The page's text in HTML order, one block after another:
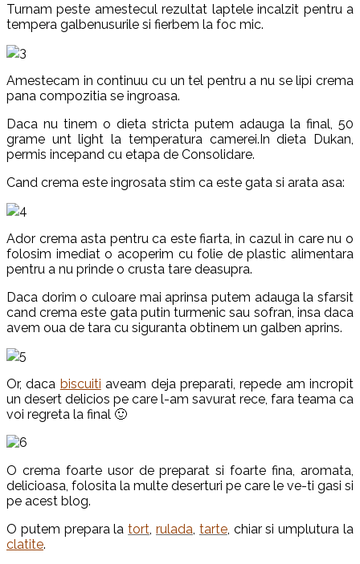
Turnam peste amestecul rezultat laptele incalzit pentru a
tempera galbenusurile si fierbem la foc mic.
Amestecam in continuu cu un tel pentru a nu se lipi crema
pana compozitia se ingroasa.
Daca nu tinem o dieta stricta putem adauga la final, 50
grame unt light la temperatura camerei.In dieta Dukan,
permis incepand cu etapa de Consolidare.
Cand crema este ingrosata stim ca este gata si arata asa:
Ador crema asta pentru ca este fiarta, in cazul in care nu o
folosim imediat o acoperim cu folie de plastic alimentara
pentru a nu prinde o crusta tare deasupra.
Daca dorim o culoare mai aprinsa putem adauga la sfarsit
cand crema este gata putin turmenic sau sofran, insa daca
avem oua de tara cu siguranta obtinem un galben aprins.
Or, daca biscuiti aveam deja preparati, repede am incropit
un desert delicios pe care l-am savurat rece, fara teama ca
voi regreta la final 🙂
O crema foarte usor de preparat si foarte fina, aromata,
delicioasa, folosita la multe deserturi pe care le ve-ti gasi si
pe acest blog.
O putem prepara latort,rulada, tarte, chiar si umplutura la
clatite.